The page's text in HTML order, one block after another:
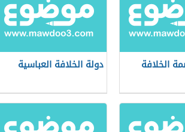
الخلافة
دولة الخلافة العباسية